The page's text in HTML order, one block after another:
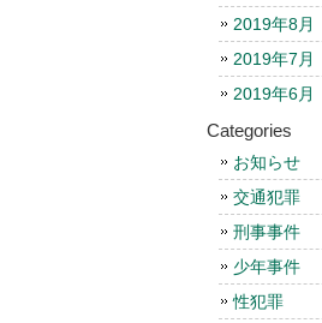
2019年8月
2019年7月
2019年6月
Categories
お知らせ
交通犯罪
刑事事件
少年事件
性犯罪